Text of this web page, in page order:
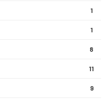
1
1
8
11
9